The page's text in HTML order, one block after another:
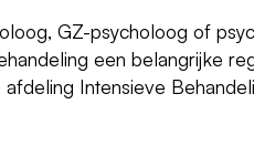
GZ-psycholoog of
een belangrijke
Intensieve